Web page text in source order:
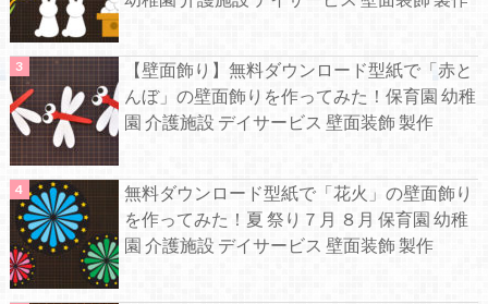
【壁面飾り】無料ダウンロード型紙で「赤と
んぼ」の壁面飾りを作ってみた！保育園 幼稚
園 介護施設 デイサービス 壁面装飾 製作
無料ダウンロード型紙で「花火」の壁面飾り
を作ってみた！夏 祭り７月 ８月 保育園 幼稚
園 介護施設 デイサービス 壁面装飾 製作